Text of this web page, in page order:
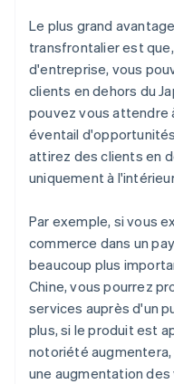
Le plus grand
transfrontalier est
d'entreprise, vous
clients en dehors du
pouvez vous attendre
éventail
attirez des clients en
uniquement à
Par exemple, si vous
commerce dans un
beaucoup plus
Chine, vous pourrez
services auprès d'un
plus, si le produit est
notoriété
une augmentation des